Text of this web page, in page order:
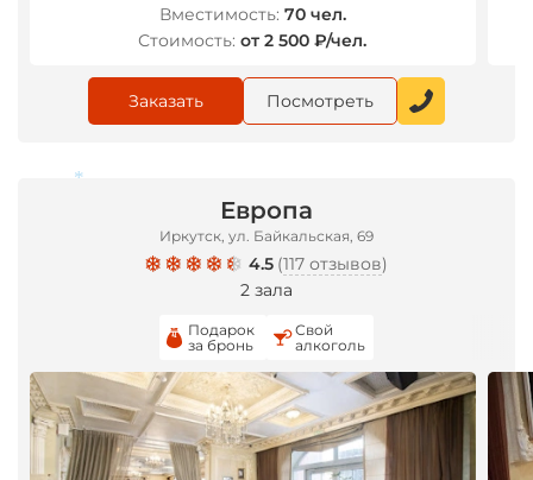
Вместимость: 70 чел.
Стоимость: от 2 500 ₽/чел.
Заказать Посмотреть
Европа
Иркутск, ул. Байкальская, 69
4.5 (117 отзывов)
2 зала
Подарок
за бронь
Свой
алкоголь